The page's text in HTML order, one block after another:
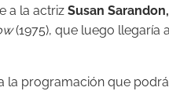
a la actriz Susan Sarandon,
(1975), que luego llegaría
la programación que